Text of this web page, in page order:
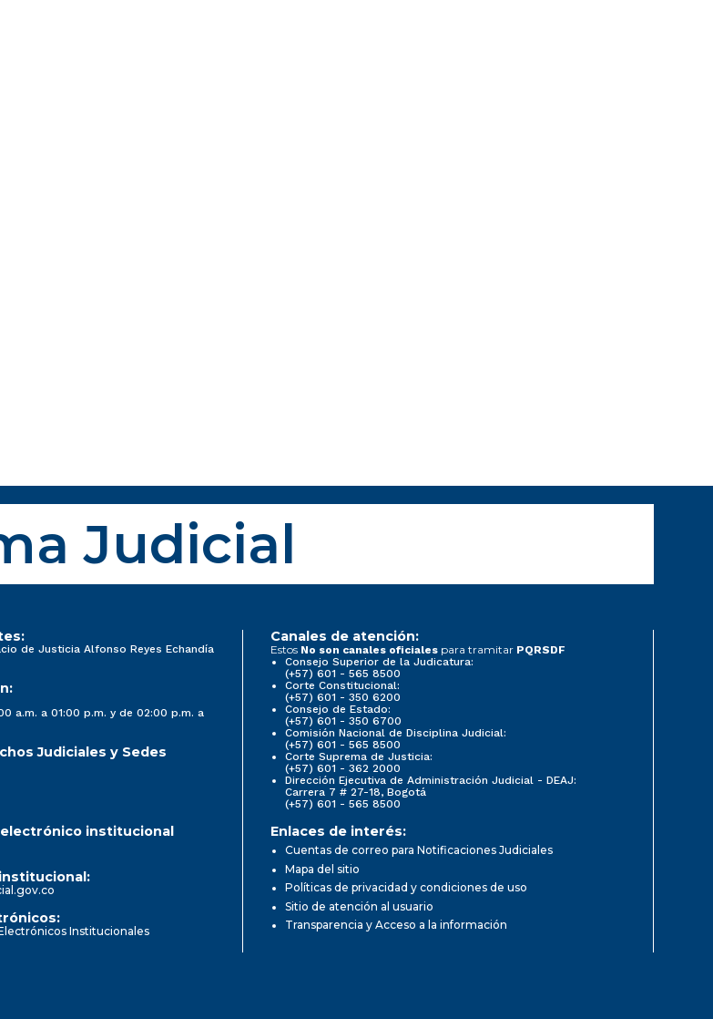
Judicial
de Justicia Alfonso Reyes Echandía
a.m. a 01:00 p.m. y de 02:00 p.m. a
Judiciales y Sedes
Canales de atención:
Estos No son canales oficiales para tramitar PQRSDF
Consejo Superior de la Judicatura:
(+57) 601 - 565 8500
Corte Constitucional:
(+57) 601 - 350 6200
Consejo de Estado:
(+57) 601 - 350 6700
Comisión Nacional de Disciplina Judicial:
(+57) 601 - 565 8500
Corte Suprema de Justicia:
(+57) 601 - 362 2000
Dirección Ejecutiva de Administración Judicial - DEAJ:
Carrera 7 # 27-18, Bogotá
(+57) 601 - 565 8500
institucional
Institucionales
Enlaces de interés:
Cuentas de correo para Notificaciones Judiciales
Mapa del sitio
Políticas de privacidad y condiciones de uso
Sitio de atención al usuario
Transparencia y Acceso a la información